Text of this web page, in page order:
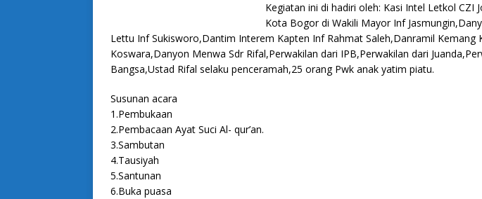
Kegiatan ini di hadiri oleh: Kasi Intel Letkol CZI
Kota Bogor di Wakili Mayor Inf
Lettu Inf Sukisworo,Dantim Interem Kapten Inf Rahmat Saleh,Danramil Kemang
Koswara,Danyon Menwa Sdr Rifal,Perwakilan dari IPB,Perwakilan dari
Bangsa,Ustad Rifal selaku penceramah,25 orang Pwk anak yatim piatu.
Susunan acara
1.Pembukaan
2.Pembacaan Ayat Suci Al- qur’an.
3.Sambutan
4.Tausiyah
5.Santunan
6.Buka puasa